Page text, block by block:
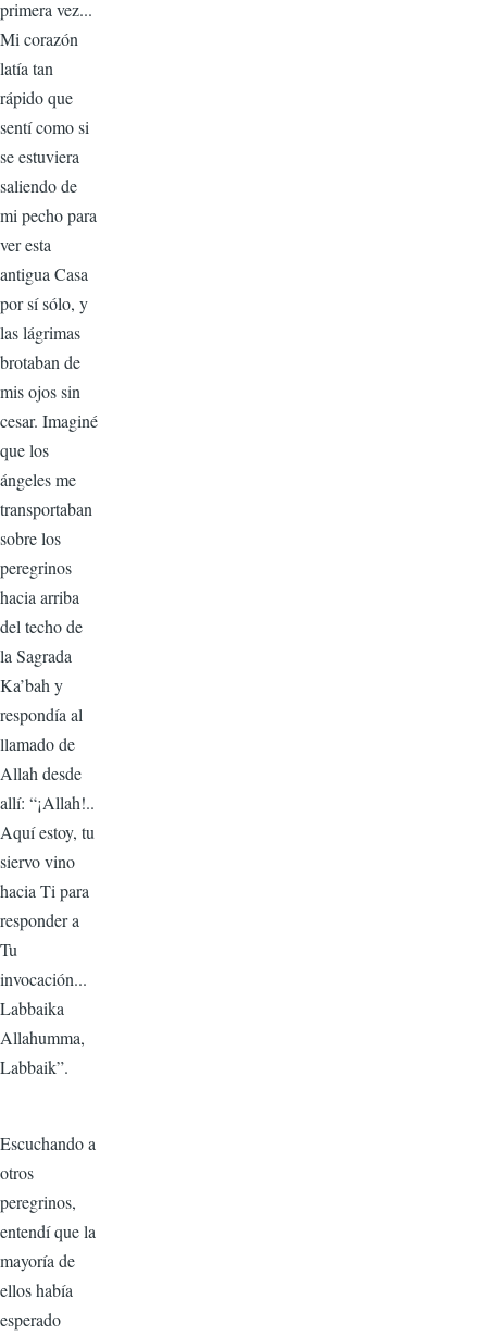
primera vez...
Mi corazón
latía tan
rápido que
sentí como si
se estuviera
saliendo de
mi pecho para
ver esta
antigua Casa
por sí sólo, y
las lágrimas
brotaban de
mis ojos sin
cesar. Imaginé
que los
ángeles me
transportaban
sobre los
peregrinos
hacia arriba
del techo de
la Sagrada
Ka’bah y
respondía al
llamado de
Allah desde
allí: “¡Allah!..
Aquí estoy, tu
siervo vino
hacia Ti para
responder a
Tu
invocación...
Labbaika
Allahumma,
Labbaik”.
Escuchando a
otros
peregrinos,
entendí que la
mayoría de
ellos había
esperado